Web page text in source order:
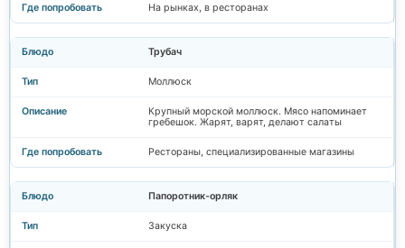
На рынках, в ресторанах
Трубач
Моллюск
Крупный морской моллюск. Мясо напоминает
гребешок. Жарят, варят, делают салаты
Рестораны, специализированные магазины
Папоротник-орляк
Закуска